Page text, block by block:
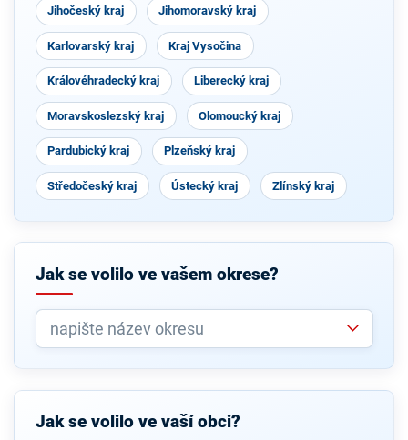
Jihočeský kraj Jihomoravský kraj
Karlovarský kraj Kraj Vysočina
Královéhradecký kraj Liberecký kraj
Moravskoslezský kraj Olomoucký kraj
Pardubický kraj Plzeňský kraj
Středočeský kraj Ústecký kraj Zlínský kraj
Jak se volilo ve vašem okrese?
Jak se volilo ve vaší obci?